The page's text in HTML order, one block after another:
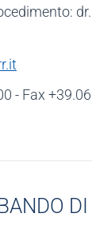
dr.
- Fax